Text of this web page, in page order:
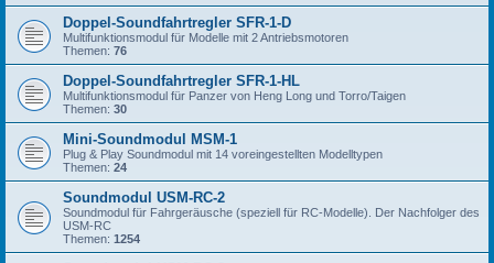
Doppel-Soundfahrtregler SFR-1-D
Multifunktionsmodul für Modelle mit 2 Antriebsmotoren
Themen: 76
Doppel-Soundfahrtregler SFR-1-HL
Multifunktionsmodul für Panzer von Heng Long und Torro/Taigen
Themen: 30
Mini-Soundmodul MSM-1
Plug & Play Soundmodul mit 14 voreingestellten Modelltypen
Themen: 24
Soundmodul USM-RC-2
Soundmodul für Fahrgeräusche (speziell für RC-Modelle). Der Nachfolger des
USM-RC
Themen: 1254